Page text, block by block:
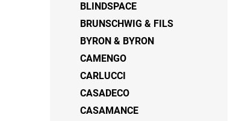
BLINDSPACE
BRUNSCHWIG & FILS
BYRON & BYRON
CAMENGO
CARLUCCI
CASADECO
CASAMANCE